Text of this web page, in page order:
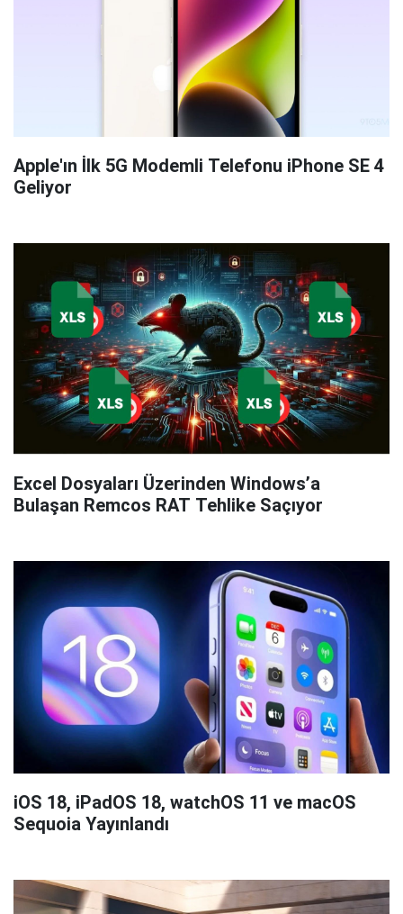
Apple'ın İlk 5G Modemli Telefonu iPhone SE 4
Geliyor
Excel Dosyaları Üzerinden Windows’a
Bulaşan Remcos RAT Tehlike Saçıyor
iOS 18, iPadOS 18, watchOS 11 ve macOS
Sequoia Yayınlandı